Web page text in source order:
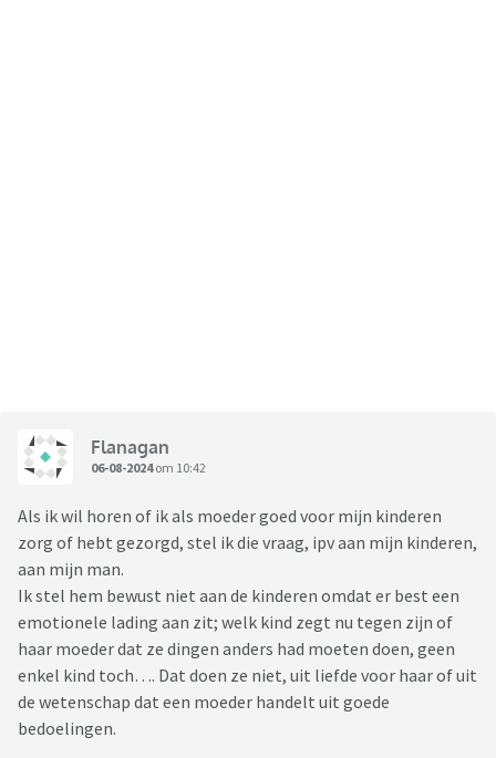
Flanagan
06-08-2024om 10:42
Als ik wil horen of ik als moeder goed voor mijn kinderen
zorg of hebt gezorgd, stel ik die vraag, ipv aan mijn kinderen,
aan mijn man.
Ik stel hem bewust niet aan de kinderen omdat er best een
emotionele lading aan zit; welk kind zegt nu tegen zijn of
haar moeder dat ze dingen anders had moeten doen, geen
enkel kind toch…. Dat doen ze niet, uit liefde voor haar of uit
de wetenschap dat een moeder handelt uit goede
bedoelingen.